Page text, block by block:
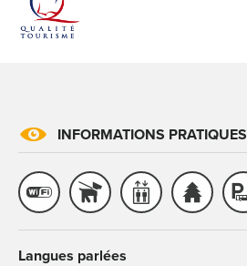
INFORMATIONS PRATIQUES
Langues parlées